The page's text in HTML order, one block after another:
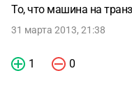
То, что машина на
31 марта 2013, 21:38
1 0